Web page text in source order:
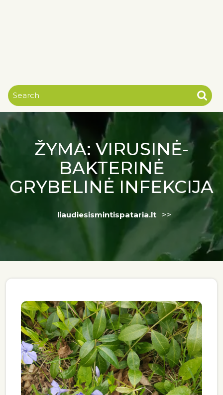
ŽYMA: VIRUSINĖ-
BAKTERINĖ
GRYBELINĖ INFEKCIJA
liaudiesismintispataria.lt >>